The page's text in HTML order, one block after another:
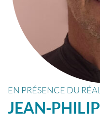
EN PRÉSENCE DU
JEAN-